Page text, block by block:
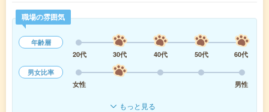
職場の雰囲気
年齢層
20代
30代 40代 50代
60代
男女比率
女性
男性
もっと見る